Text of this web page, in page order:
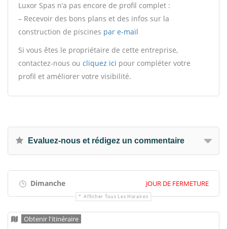
Luxor Spas n’a pas encore de profil complet :
– Recevoir des bons plans et des infos sur la
construction de piscines par e-mail
Si vous êtes le propriétaire de cette entreprise,
contactez-nous ou cliquez ici pour compléter votre
profil et améliorer votre visibilité.
Evaluez-nous et rédigez un commentaire
Dimanche JOUR DE FERMETURE
Afficher Tous Les Horaires
Obtenir l'itinéraire